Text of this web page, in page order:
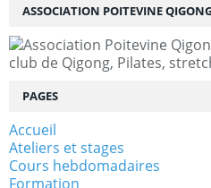
ASSOCIATION POITEVINE
club de Qigong, Pilates,
PAGES
Accueil
Ateliers et stages
Cours hebdomadaires
Formation